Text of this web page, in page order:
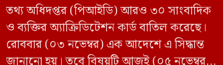
তথ্য অধিদপ্তর (পিআইডি) আরও ৩০ সাংবাদিক
ও ব্যক্তির অ্যাক্রিডিটেশন কার্ড বাতিল করেছে।
রোববার (০৩ নভেম্বর) এক আদেশে এ সিদ্ধান্ত